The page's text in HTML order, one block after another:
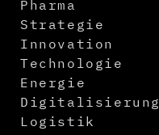
Pharma
Strategie
Innovation
Technologie
Energie
Digitalisierung
Logistik